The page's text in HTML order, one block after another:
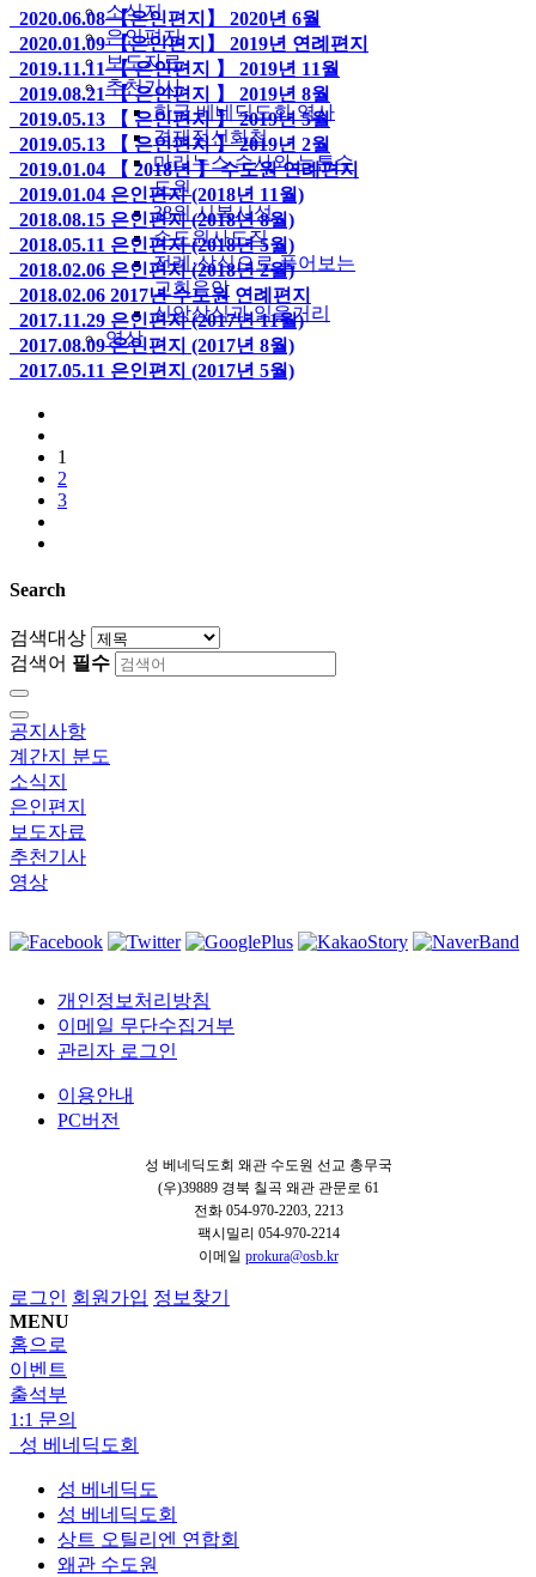
소식지
은인편지
보도자료
추천기사
한국 베네딕도회 역사
겸재정선화첩
마리누스 수사와 뉴튼수
도원
38위 시복시성
수도원사도직
전례·상식으로 풀어보는
교회음악
신앙상식과 읽을거리
영상
2020.06.08【은인편지】 2020년 6월
2020.01.09【은인편지】 2019년 연례편지
2019.11.11【 은인편지 】 2019년 11월
2019.08.21【 은인편지 】 2019년 8월
2019.05.13
【 은인편지 】 2019년 5월
2019.05.13
【 은인편지 】 2019년 2월
2019.01.04
【 2018년 】 수도원 연례편지
2019.01.04 은인편지 (2018년 11월)
2018.08.15 은인편지 (2018년 8월)
2018.05.11 은인편지 (2018년 5월)
2018.02.06 은인편지 (2018년 2월)
2018.02.06 2017년 수도원 연례편지
2017.11.29 은인편지 (2017년 11월)
2017.08.09은인편지 (2017년 8월)
2017.05.11 은인편지 (2017년 5월)
1
2
3
Search
검색대상
검색어 필수
공지사항
계간지 분도
소식지
은인편지
보도자료
추천기사
영상
개인정보처리방침
이메일 무단수집거부
관리자 로그인
이용안내
PC버전
성 베네딕도회 왜관 수도원 선교 총무국
(우)39889 경북 칠곡 왜관 관문로 61
전화 054-970-2203, 2213
팩시밀리 054-970-2214
이메일 prokura@osb.kr
로그인 회원가입 정보찾기
MENU
홈으로
이벤트
출석부
1:1 문의
성 베네딕도회
성 베네딕도
성 베네딕도회
상트 오틸리엔 연합회
왜관 수도원